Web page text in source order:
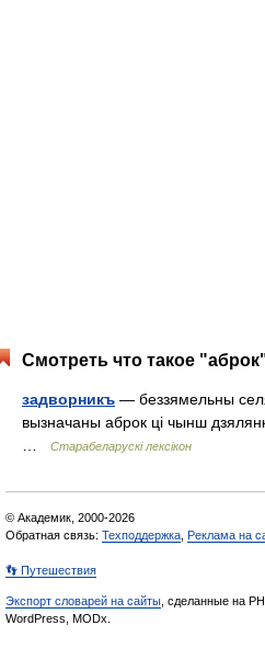
Смотреть что такое
задворникъ — беззямельны
вызначаны аброк ці чынш
Старабеларускі лексікон
© Академик, 2000-2026
Обратная связь: Техподдержка Реклама на
👣 Путешествия
Экспорт словарей на сайты , сделанные на
WordPress, MODx.